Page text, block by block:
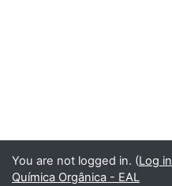
You are not logged in. (Log in
Química Orgânica - EAL